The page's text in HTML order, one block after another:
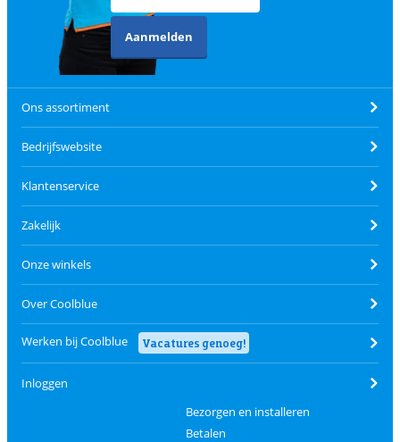
Aanmelden
Ons assortiment
Bedrijfswebsite
Klantenservice
Zakelijk
Onze winkels
Over Coolblue
Werken bij Coolblue Vacatures genoeg!
Inloggen
Bezorgen en installeren
Betalen